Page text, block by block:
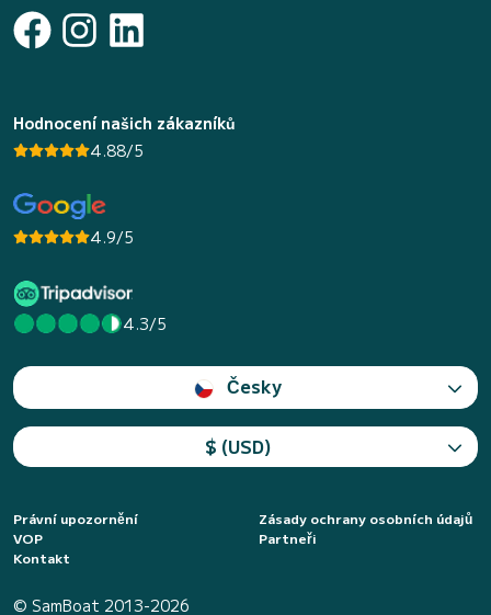
Hodnocení našich zákazníků
4.88/5
4.9/5
4.3/5
Česky
$ (USD)
Právní upozornění
Zásady ochrany osobních údajů
VOP
Partneři
Kontakt
© SamBoat 2013-2026